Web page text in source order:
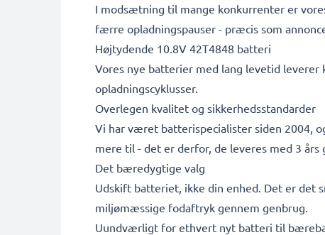
I modsætning til mange konkurrenter er
færre opladningspauser - præcis som
Højtydende 10.8V 42T4848 batteri
Vores nye batterier med lang levetid
opladningscyklusser.
Overlegen kvalitet og sikkerhedsstandarder
Vi har været batterispecialister siden 2004,
mere til - det er derfor, de leveres med 3 års
Det bæredygtige valg
Udskift batteriet, ikke din enhed. Det er det
miljømæssige fodaftryk gennem genbrug.
Uundværligt for ethvert nyt batteri til